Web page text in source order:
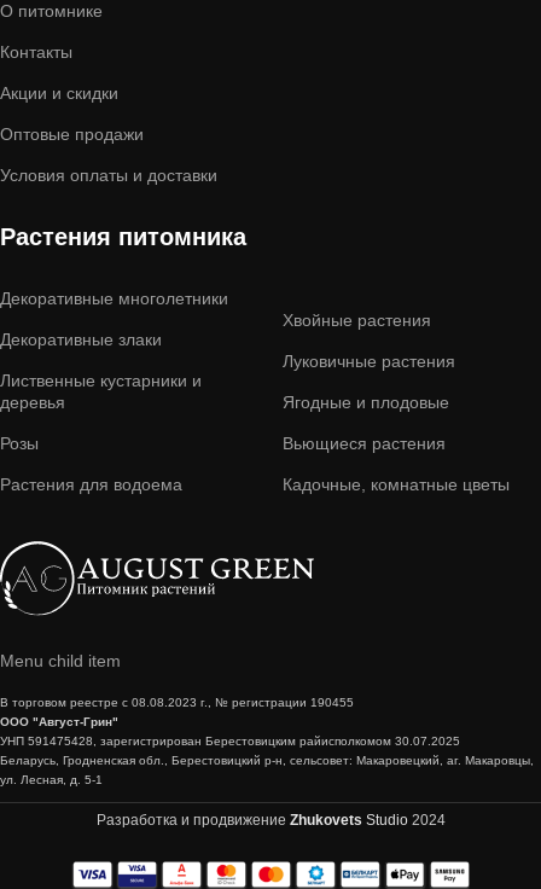
О питомнике
Контакты
Акции и скидки
Оптовые продажи
Условия оплаты и доставки
Растения питомника
Декоративные многолетники
Декоративные злаки
Лиственные кустарники и
деревья
Розы
Растения для водоема
Хвойные растения
Луковичные растения
Ягодные и плодовые
Вьющиеся растения
Кадочные, комнатные цветы
Menu child item
В торговом реестре с 08.08.2023 г., № регистрации 190455
ООО "Август-Грин"
УНП 591475428, зарегистрирован Берестовицким райисполкомом 30.07.2025
Беларусь, Гродненская обл., Берестовицкий р-н, сельсовет: Макаровецкий, аг. Макаровцы,
ул. Лесная, д. 5-1
Разработка и продвижение Zhukovets Studio 2024